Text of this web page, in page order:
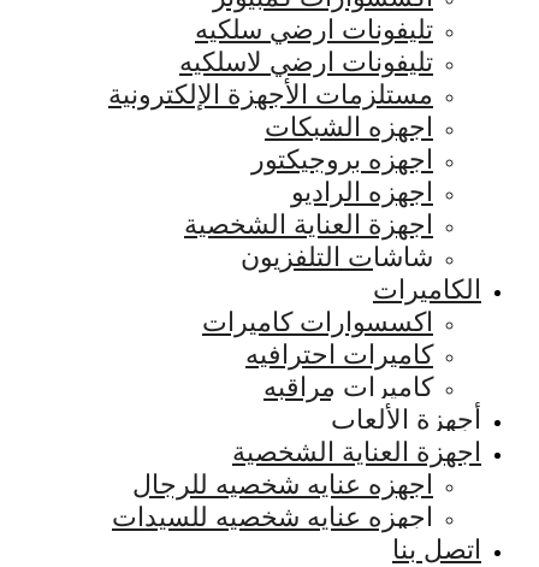
تليفونات ارضي سلكيه
تليفونات ارضي لاسلكيه
مستلزمات الأجهزة الإلكترونية
اجهزه الشبكات
اجهزه بروجيكتور
اجهزه الراديو
اجهزة العناية الشخصية
شاشات التلفزيون
الكاميرات
اكسسوارات كاميرات
كاميرات احترافيه
كاميرات مراقبه
أجهزة الألعاب
اجهزة العناية الشخصية
اجهزه عنايه شخصيه للرجال
اجهزه عنايه شخصيه للسيدات
اتصل بنا